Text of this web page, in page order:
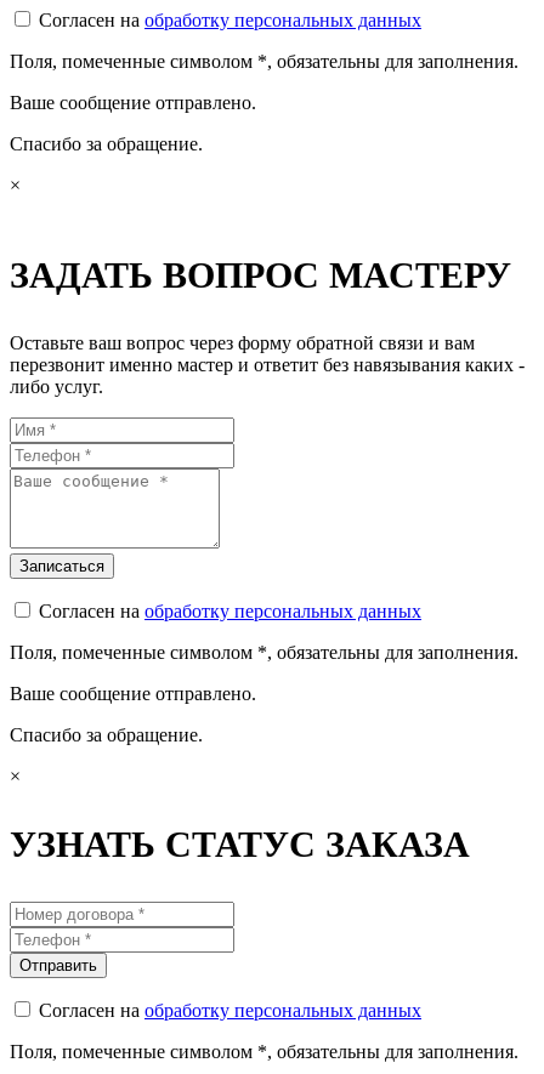
Согласен на обработку персональных данных
Поля, помеченные символом *, обязательны для заполнения.
Ваше сообщение отправлено.
Спасибо за обращение.
×
ЗАДАТЬ ВОПРОС МАСТЕРУ
Оставьте ваш вопрос через форму обратной связи и вам
перезвонит именно мастер и ответит без навязывания каких -
либо услуг.
Согласен на обработку персональных данных
Поля, помеченные символом *, обязательны для заполнения.
Ваше сообщение отправлено.
Спасибо за обращение.
×
УЗНАТЬ СТАТУС ЗАКАЗА
Согласен на обработку персональных данных
Поля, помеченные символом *, обязательны для заполнения.